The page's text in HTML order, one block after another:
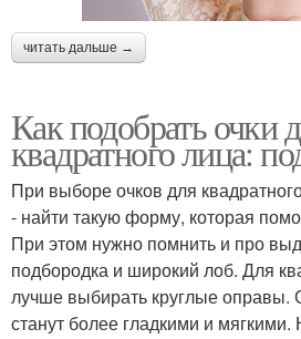
читать дальше →
Как подобрать очки
квадратного лица:
При выборе очков для
- найти такую форму, которая
При этом нужно помнить и про
подбородка и широкий лоб. Для
лучше выбирать круглые оправы.
станут более гладкими и мягкими.